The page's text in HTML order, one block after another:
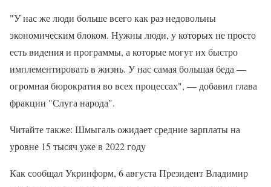
"У нас же люди больше всего как раз недовольны
экономическим блоком. Нужны люди, у которых не просто
есть видения и программы, а которые могут их быстро
имплементировать в жизнь. У нас самая большая беда —
огромная бюрократия во всех процессах", — добавил глава
фракции "Слуга народа".
Читайте также: Шмыгаль ожидает средние зарплаты на
уровне 15 тысяч уже в 2022 году
Как сообщал Укринформ, 6 августа Президент Владимир